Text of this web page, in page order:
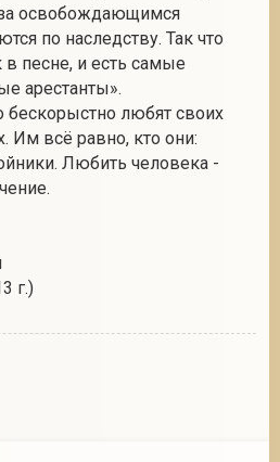
освобождающимся
по наследству. Так что
песне, и есть самые
арестанты».
бескорыстно любят своих
Им всё равно, кто они:
Любить человека -
г.)